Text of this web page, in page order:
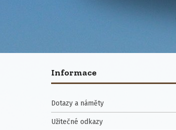
Informace
Dotazy a náměty
Užitečné odkazy